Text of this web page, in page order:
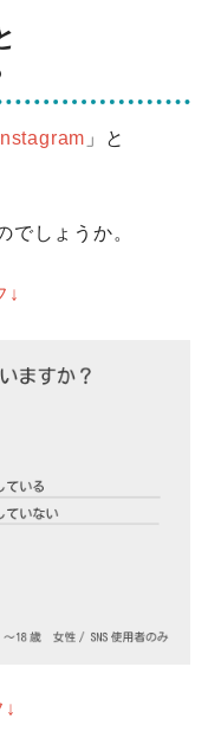
Instagram 」と
でしょうか。
↓